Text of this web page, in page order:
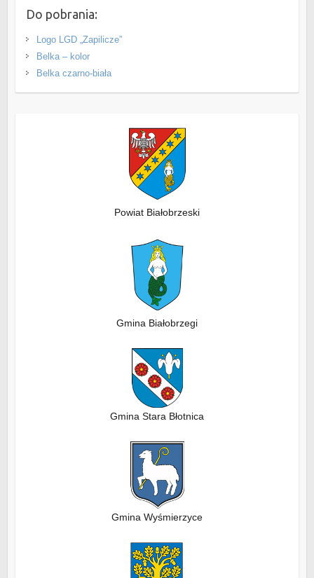
Do pobrania:
Logo LGD „Zapilicze”
Belka – kolor
Belka czarno-biała
Powiat Białobrzeski
Gmina Białobrzegi
Gmina Stara Błotnica
Gmina Wyśmierzyce